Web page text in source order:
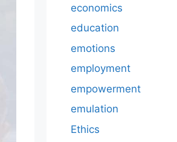
economics
education
emotions
employment
empowerment
emulation
Ethics